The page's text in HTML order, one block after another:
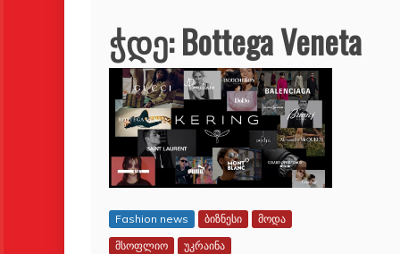
ჭდე:Bottega Veneta
Fashion news ბიზნესი
მოდა
მსოფლიო
უკრაინა